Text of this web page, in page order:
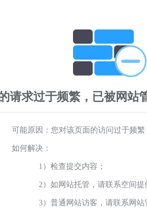
请求过于频繁，已被网站
可能原因：您对该页面的访问过于频繁
如何解决：
1）检查提交内容；
2）如网站托管，请联系空间提
3）普通网站访客，请联系网站